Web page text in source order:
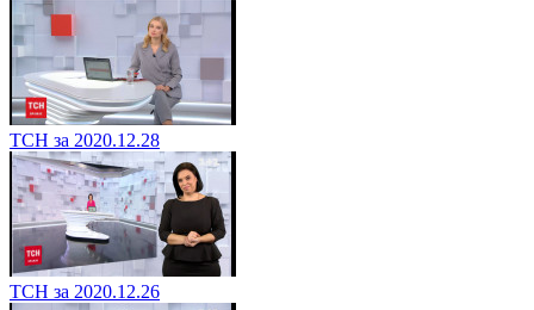
ТСН за 2020.12.28
ТСН за 2020.12.26